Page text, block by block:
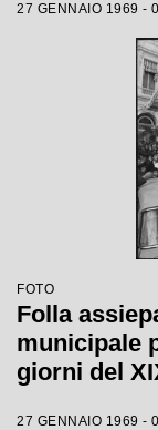
27 GENNAIO 1969 -
FOTO
Folla
municipale
giorni del
27 GENNAIO 1969 -